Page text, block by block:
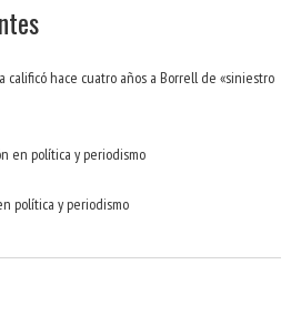
calificó hace cuatro años a Borrell de «siniestro
en política y periodismo
política y periodismo